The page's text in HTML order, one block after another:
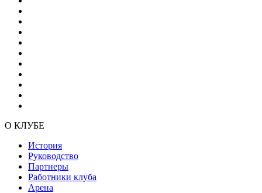
О КЛУБЕ
История
Руководство
Партнеры
Работники клуба
Арена